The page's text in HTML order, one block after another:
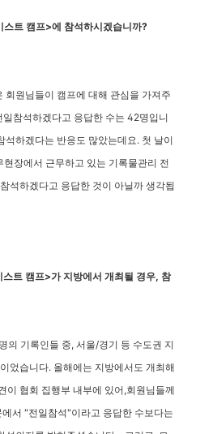
트 캠프>에 참석하시겠습니까?
회원님들이 캠프에 대해 관심을 가져주
일참석하겠다고 응답한 수는 42명입니
석하겠다는 반응도 많았는데요. 첫 날이
장에서 근무하고 있는 기록물관리 전
석하겠다고 응답한 것이 아닐까 생각됩
트 캠프>가 지방에서 개최될 경우, 참
의 기록인들 중, 서울/경기 등 수도권 지
었습니다. 올해에는 지방에서도 개최해
이 협회 집행부 내부에 있어,회원님들께
에서 "전일참석"이라고 응답한 수보다는